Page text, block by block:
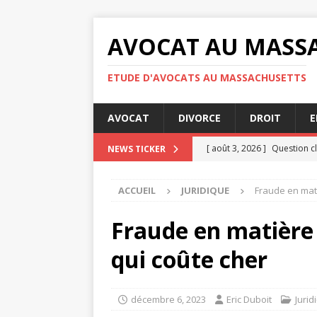
AVOCAT AU
ETUDE D'AVOCATS AU MASSACHUSETTS
AVOCAT DIVORCE DROIT
NEWS TICKER [ août 3, 2026 ] Question
confidentialité
[ juillet 30, 2026 ]
[ août 4, 2026 ]
JURIDIQUE
ACCUEIL JURIDIQUE Fraude en
Fraude en
qui coûte cher
décembre 6, 2023 Eric Duboit